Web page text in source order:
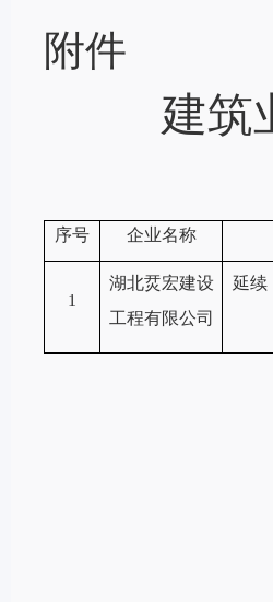
附件
建筑
序号 企业名称
1
湖北烎宏建设
工程有限公司
延续